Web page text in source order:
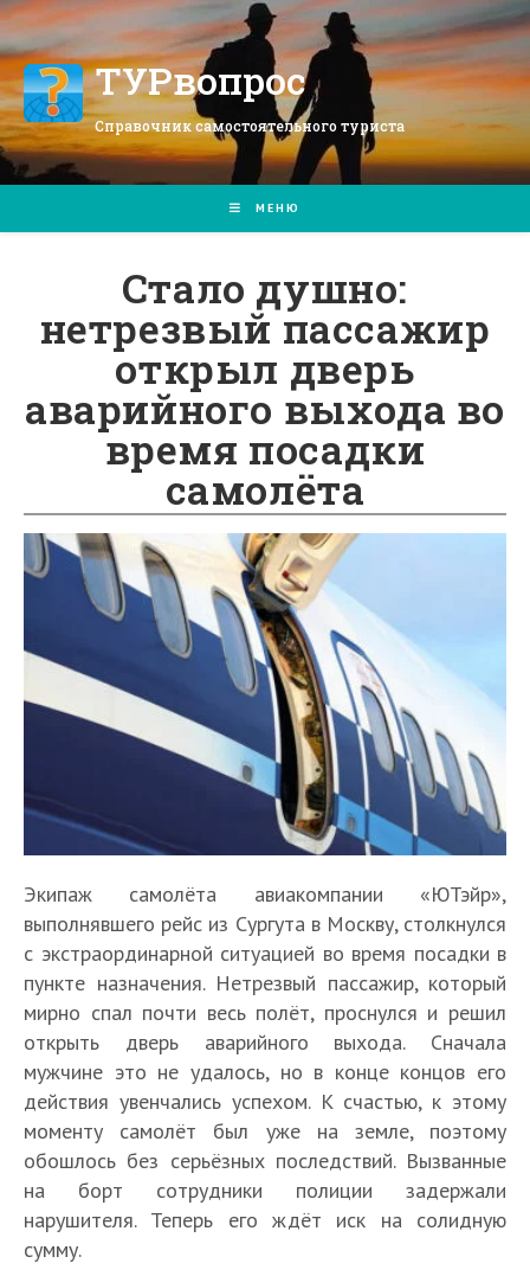
Перейти
к
содержимомуТУРвопрос
Справочник самостоятельного туриста
МЕНЮ
Стало душно:
нетрезвый пассажир
открыл дверь
аварийного выхода во
время посадки
самолёта
Экипаж самолёта авиакомпании «ЮТэйр»,
выполнявшего рейс из Сургута в Москву, столкнулся
с экстраординарной ситуацией во время посадки в
пункте назначения. Нетрезвый пассажир, который
мирно спал почти весь полёт, проснулся и решил
открыть дверь аварийного выхода. Сначала
мужчине это не удалось, но в конце концов его
действия увенчались успехом. К счастью, к этому
моменту самолёт был уже на земле, поэтому
обошлось без серьёзных последствий. Вызванные
на борт сотрудники полиции задержали
нарушителя. Теперь его ждёт иск на солидную
сумму.